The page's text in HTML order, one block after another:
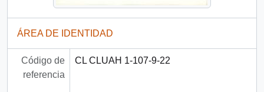
ÁREA DE IDENTIDAD
Código de
referencia
CL CLUAH 1-107-9-22